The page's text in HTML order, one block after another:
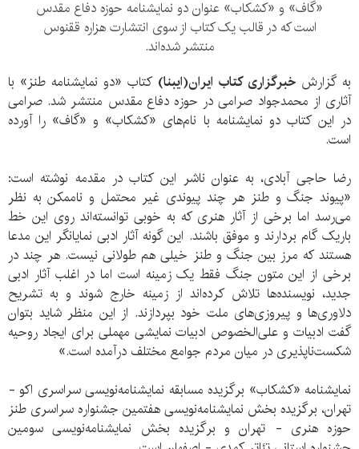
«گاف» و «کشکاب» عنوان دو نمایشنامه حوزه دفاع مقدس‌
است که در قالب یک کتاب از سوی انتشارت هزاره ققنوس
منتشر شده‌اند.
به گزارش خبرگزاری کتاب ایران(ایبنا) کتاب «دو نمایشنامه طنز» با
آثاری از محمد‌جواد صرامی در حوزه دفاع مقدس منتشر شد. صرامی
در این کتاب دو نمایشنامه با نام‌های «کشکاب» و «گاف» را آورده
است.
رضا حاجی آبادی، به عنوان ناشر این کتاب در مقدمه نوشته است:
«پیوند جنگ و طنز هر چند پیوندی غیر محتمل و ناممکن به نظر
می‌رسد اما برخی از آثار هنری که به خوبی توانسته‌اند روی این خط
باریک گام بردارند و موفق باشند. این گونه آثار ادبی نمایانگر این مدعا
هستند که مرز بین جنگ و طنز خیلی هم طولانی نیست. هر چند در
برخی از این متون جنگ فقط یک زمینه است اما در اغلب آثار ادبی
جدید، نویسنده‌ها تلاش کرده‌اند از زمینه خارج شوند و به تشریح
دلاوری‌ها و پیروزی‌های ملت خود بپردازند. از این منظر شاید بتوان
گفت ادبیات و علی‌الخصوص ادبیات نمایشی مهملی برای ایجاد روحیه
شکست‌ناپذیری در میان مردم جوامع مختلف درآمده است.»
نمایشنامه «کشکاب» برگزیده مسابقه نمایشنامه‌نویسی سراسری اکو -
تهران، برگزیده بخش نمایشنامه‌نویسی هفتمین جشنواره سراسری طنز
حوزه هنری - تهران و برگزیده بخش نمایشنامه‌نویسی سومین